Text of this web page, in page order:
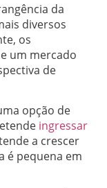
da
diversos
os
um mercado
de
opção de
ingressar
a crescer
é pequena em